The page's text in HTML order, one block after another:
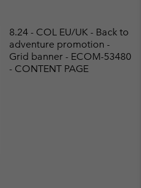
8.24 - COL EU/UK - Back to
adventure promotion -
Grid banner - ECOM-53480
- CONTENT PAGE